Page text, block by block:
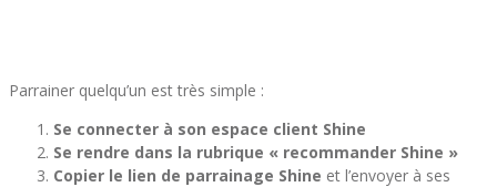
Parrainer quelqu’un est très simple :
Se connecter à son espace client Shine
Se rendre dans la rubrique « recommander Shine »
Copier le lien de parrainage Shine et l’envoyer à ses